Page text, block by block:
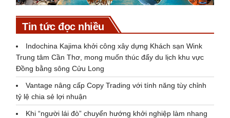
Tin tức đọc nhiều
Indochina Kajima khởi công xây dựng Khách sạn Wink
Trung tâm Cần Thơ, mong muốn thúc đẩy du lịch khu vực
Đồng bằng sông Cửu Long
Vantage nâng cấp Copy Trading với tính năng tùy chỉnh
tỷ lệ chia sẻ lợi nhuận
Khi “người lái đò” chuyển hướng khởi nghiệp làm nhang